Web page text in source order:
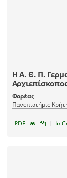
Η Α. Θ. Π.
Φορέας
Πανεπιστήμιο
RDF | In